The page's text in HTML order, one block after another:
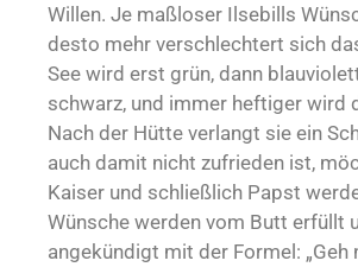
Willen. Je maßloser Ilsebills
desto mehr verschlechtert sich
See wird erst grün, dann
schwarz, und immer heftiger wird
Nach der Hütte verlangt sie ein
auch damit nicht zufrieden ist,
Kaiser und schließlich Papst
Wünsche werden vom Butt erfüllt
angekündigt mit der Formel: „Geh